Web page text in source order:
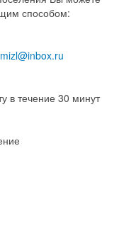
способом:
в течение 30 минут